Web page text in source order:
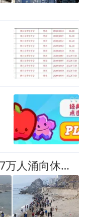
一张照片引爆欧美政坛：7万人涌向休达？特朗普假意警告被戳穿